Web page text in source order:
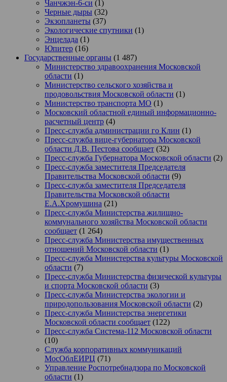
Чанчжэн-6-си (1)
Черные дыры (32)
Экзопланеты (37)
Экологические спутники (1)
Энцелада (1)
Юпитер (16)
Государственные органы (1 487)
Министерство здравоохранения Московской
области (1)
Министерство сельского хозяйства и
продовольствия Московской области (1)
Министерство транспорта МО (1)
Московский областной единый информационно-
расчетный центр (4)
Пресс-служба администрации го Клин (1)
Пресс-служба вице-губернатора Московской
области Д.В. Пестова сообщает (32)
Пресс-служба Губернатора Московской области (2)
Пресс-служба заместителя Председателя
Правительства Московской области (9)
Пресс-служба заместителя Председателя
Правительства Московской области
Е.А.Хромушина (21)
Пресс-служба Министерства жилищно-
коммунального хозяйства Московской области
сообщает (1 264)
Пресс-служба Министерства имущественных
отношений Московской области (1)
Пресс-служба Министерства культуры Московской
области (7)
Пресс-служба Министерства физической культуры
и спорта Московской области (3)
Пресс-служба Министерства экологии и
природопользования Московской области (2)
Пресс-служба Министерства энергетики
Московской области сообщает (122)
Пресс-служба Система-112 Московской области
(10)
Служба корпоративных коммуникаций
МосОблЕИРЦ (71)
Управление Роспотребнадзора по Московской
области (1)